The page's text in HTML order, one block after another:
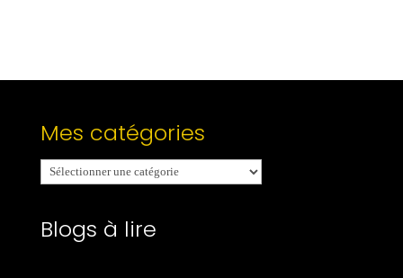
Mes catégories
Mes
catégories
Blogs à lire